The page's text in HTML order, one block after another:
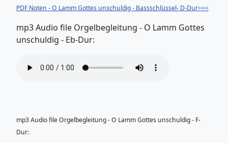
PDF Noten - O Lamm Gottes unschuldig - Bassschlüssel- D-Dur>>>
mp3 Audio file Orgelbegleitung - O Lamm Gottes
unschuldig - Eb-Dur:
mp3 Audio file Orgelbegleitung - O Lamm Gottes unschuldig - F-
Dur: